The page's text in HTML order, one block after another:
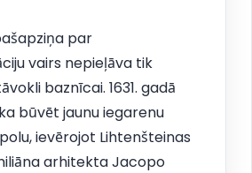
par
vairs nepieļāva tik
baznīcai. 1631. gadā
būvēt jaunu iegarenu
ievērojot Lihtenšteinas
arhitekta Jacopo